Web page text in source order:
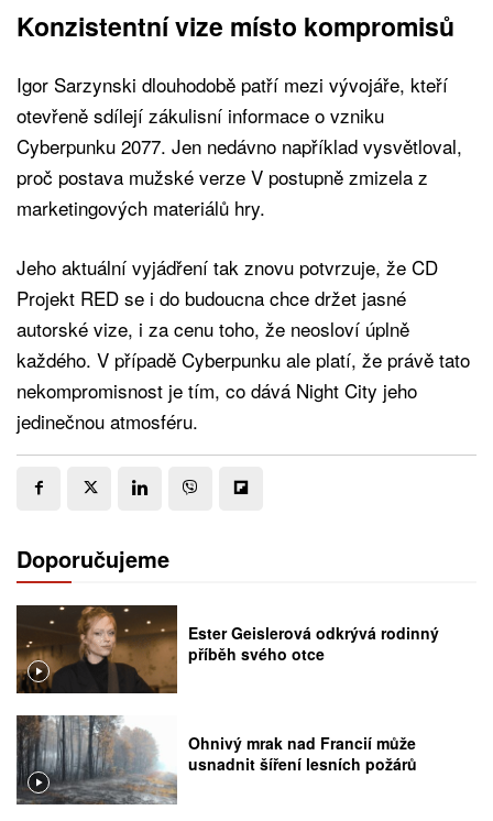
Konzistentní vize místo kompromisů
Igor Sarzynski dlouhodobě patří mezi vývojáře, kteří
otevřeně sdílejí zákulisní informace o vzniku
Cyberpunku 2077. Jen nedávno například vysvětloval,
proč postava mužské verze V postupně zmizela z
marketingových materiálů hry.
Jeho aktuální vyjádření tak znovu potvrzuje, že CD
Projekt RED se i do budoucna chce držet jasné
autorské vize, i za cenu toho, že neosloví úplně
každého. V případě Cyberpunku ale platí, že právě tato
nekompromisnost je tím, co dává Night City jeho
jedinečnou atmosféru.
Doporučujeme
Ester Geislerová odkrývá rodinný
příběh svého otce
Ohnivý mrak nad Francií může
usnadnit šíření lesních požárů